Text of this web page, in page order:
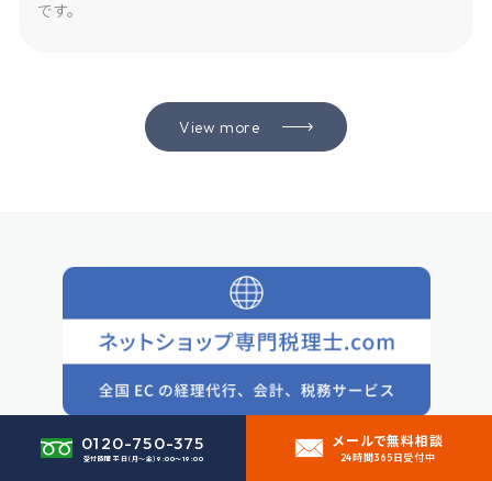
です。
View more
0120-750-375
受付時間 平日（月〜金） 9:00〜19:00
メールで無料相談
24時間365日受付中